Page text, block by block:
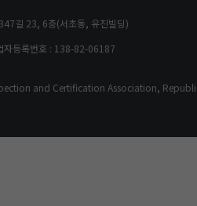
길 23, 6층(서초동, 유진빌딩)
자등록번호 : 138-82-06187
and Certification Association,